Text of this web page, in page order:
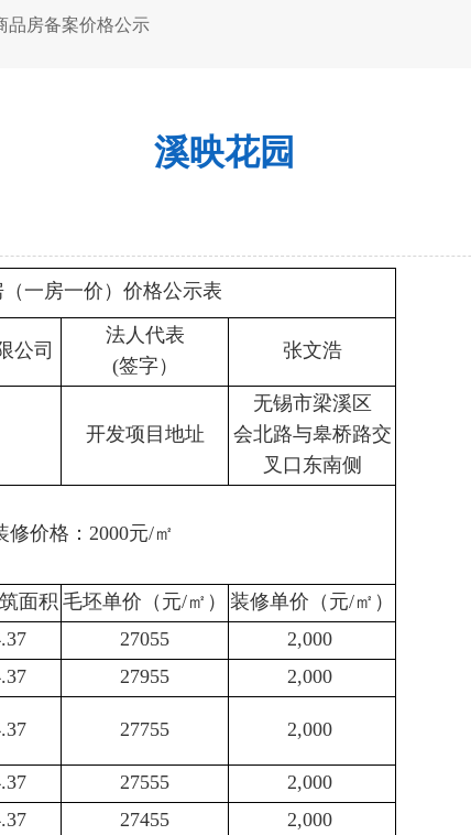
品房备案价格公示
溪映花园
一房一价）价格公示表
公司
法人代表
(签字）
张文浩
开发项目地址
无锡市梁溪区
会北路与皋桥路交
叉口东南侧
修价格：2000元/㎡
面积 毛坯单价（元/㎡）
装修单价（元/㎡）
27055
2,000
27955 2,000
27755 2,000
27555
2,000
27455
2,000